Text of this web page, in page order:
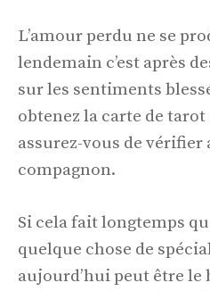
L’amour perdu ne se
lendemain c’est après
sur les sentiments
obtenez la carte de
assurez-vous de vérifier
compagnon.
Si cela fait longtemps
quelque chose de
aujourd’hui peut être